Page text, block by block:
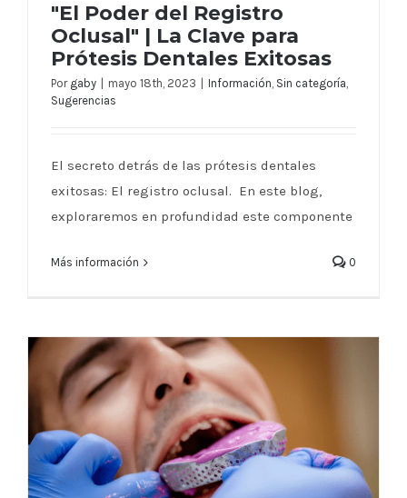
"El Poder del Registro Oclusal" | La
Clave para Prótesis Dentales Exitosas
"El Poder del Registro
Oclusal" | La Clave para
Prótesis Dentales Exitosas
Por gaby mayo 18th, 2023 Información, Sin categoría,
Sugerencias
El secreto detrás de las prótesis dentales
exitosas: El registro oclusal. En este blog,
exploraremos en profundidad este componente
Más información 0